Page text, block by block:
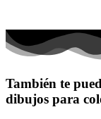
También te
dibujos para